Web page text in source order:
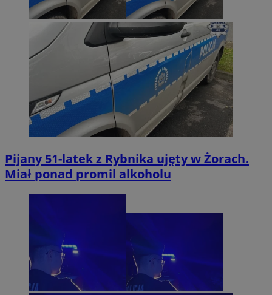
Pijany 51-latek z Rybnika ujęty w Żorach.
Miał ponad promil alkoholu